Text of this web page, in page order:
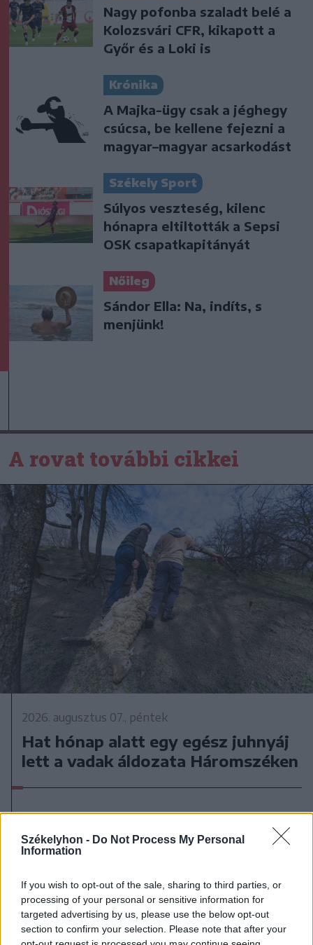
Székelyhon - Do Not Process My Personal
Information
If you wish to opt-out of the sale, sharing to third parties, or
processing of your personal or sensitive information for
targeted advertising by us, please use the below opt-out
section to confirm your selection. Please note that after your
Nagy pofonba szaladt belé a
Kolozsvári CFR, kikapott a
Győr és a Loki is
Krónika
A Majka-ügy csak a jéghegy
csúcsa, be kellene fejezni a
magyar–magyar acsarkodást
Székely Sport
Súlyos veszteség, kilenc
hónapra eltiltották a Sepsi
OSK csapatkapitányát
Nőileg
Sándor Ella: Na, indíts, s
menjünk!
A rovat további cikkei
2026. augusztus 07., péntek
Hat hónap alatt egy egész juhnyáj
lett a vadak áldozata Háromszéken